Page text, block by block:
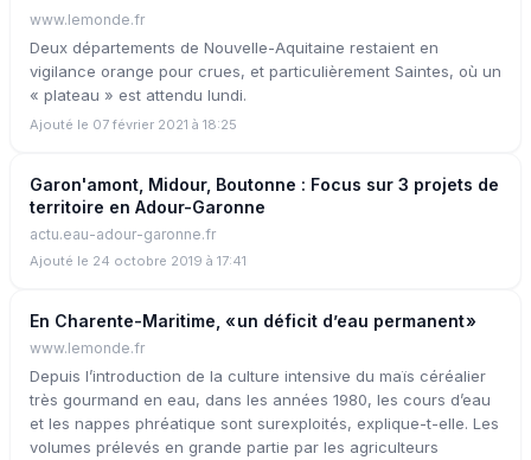
www.lemonde.fr
Deux départements de Nouvelle-Aquitaine restaient en
vigilance orange pour crues, et particulièrement Saintes, où un
« plateau » est attendu lundi.
Ajouté le 07 février 2021 à 18:25
Garon'amont, Midour, Boutonne : Focus sur 3 projets de
territoire en Adour-Garonne
actu.eau-adour-garonne.fr
Ajouté le 24 octobre 2019 à 17:41
En Charente-Maritime, « un déficit d’eau permanent »
www.lemonde.fr
Depuis l’introduction de la culture intensive du maïs céréalier
très gourmand en eau, dans les années 1980, les cours d’eau
et les nappes phréatique sont surexploités, explique-t-elle. Les
volumes prélevés en grande partie par les agriculteurs